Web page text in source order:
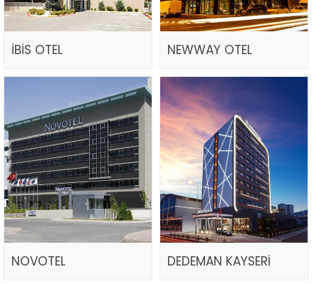
İBİS OTEL NEWWAY OTEL
NOVOTEL DEDEMAN KAYSERİ